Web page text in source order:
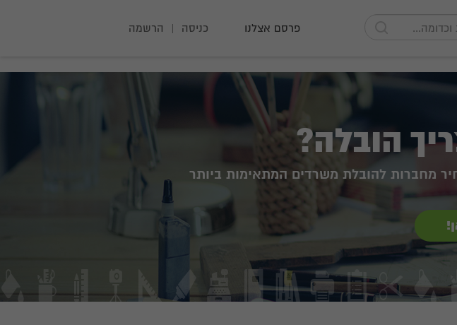
הרשמה | כניסה פרסם אצלנו
הובלה?
מחברות להובלת משרדים המתאימות ביותר